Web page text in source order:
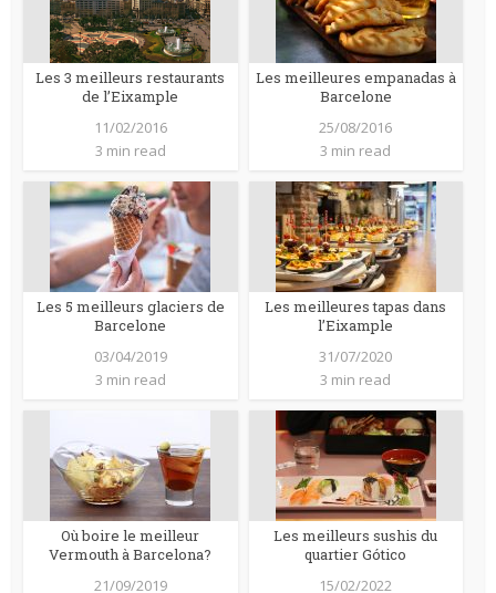
Les 3 meilleurs restaurants
de l’Eixample
11/02/2016
3 min read
Les meilleures empanadas à
Barcelone
25/08/2016
3 min read
Les 5 meilleurs glaciers de
Barcelone
03/04/2019
3 min read
Les meilleures tapas dans
l’Eixample
31/07/2020
3 min read
Où boire le meilleur
Vermouth à Barcelona?
21/09/2019
Les meilleurs sushis du
quartier Gótico
15/02/2022